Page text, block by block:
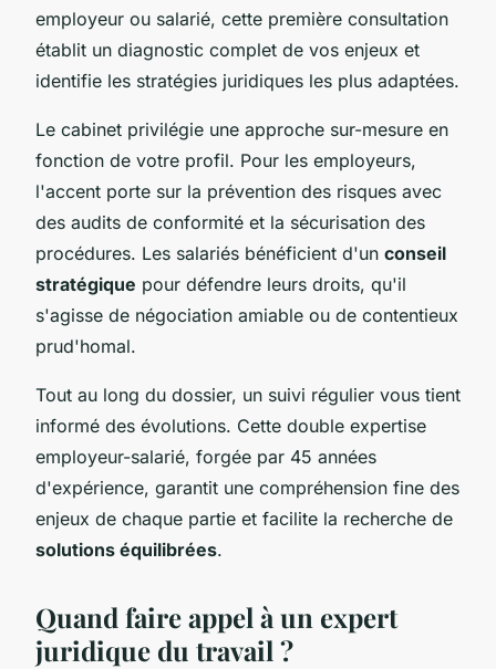
employeur ou salarié, cette première consultation
établit un diagnostic complet de vos enjeux et
identifie les stratégies juridiques les plus adaptées.
Le cabinet privilégie une approche sur-mesure en
fonction de votre profil. Pour les employeurs,
l'accent porte sur la prévention des risques avec
des audits de conformité et la sécurisation des
procédures. Les salariés bénéficient d'un conseil
stratégique pour défendre leurs droits, qu'il
s'agisse de négociation amiable ou de contentieux
prud'homal.
Tout au long du dossier, un suivi régulier vous tient
informé des évolutions. Cette double expertise
employeur-salarié, forgée par 45 années
d'expérience, garantit une compréhension fine des
enjeux de chaque partie et facilite la recherche de
solutions équilibrées.
Quand faire appel à un expert
juridique du travail ?